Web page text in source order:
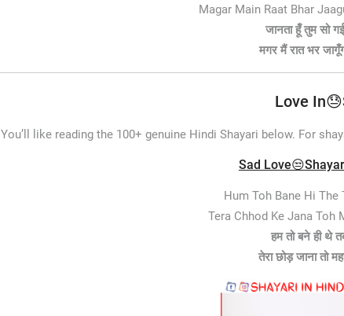
Magar Main Raat Bhar
जानता हूँ तुम सो
मगर मैं रात भर
Love
You’ll like reading the 100+ genuine Hindi Shayari below. For
Sad
Hum Toh Bane Hi The
Tera Chhod Ke Jana Toh
हम तो बने ही थे
तेरा छोड़ जाना तो